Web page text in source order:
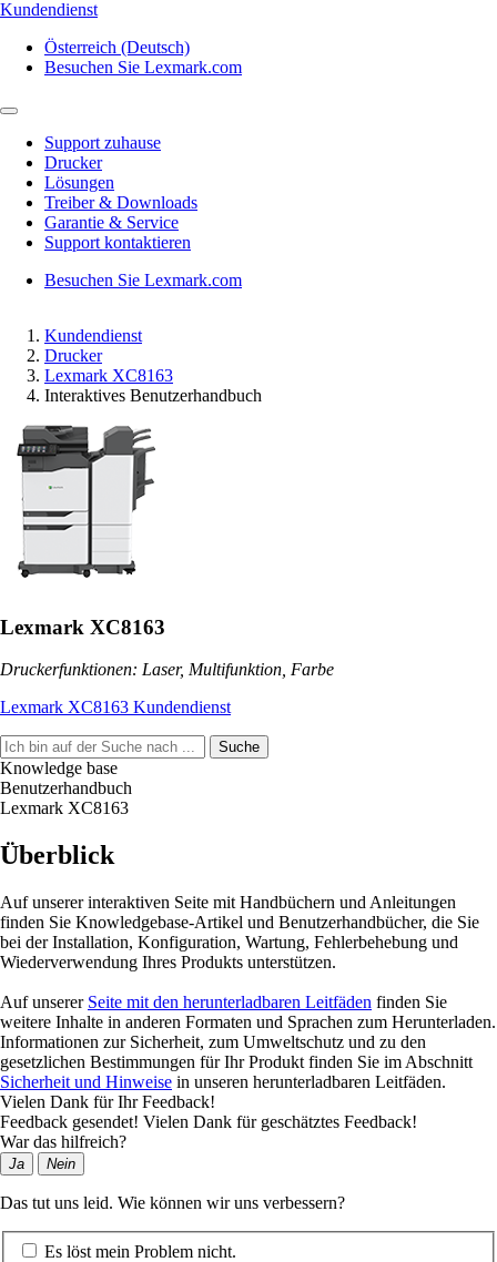
Kundendienst
Österreich (Deutsch)
Besuchen Sie Lexmark.com
Support zuhause
Drucker
Lösungen
Treiber & Downloads
Garantie & Service
Support kontaktieren
Besuchen Sie Lexmark.com
Kundendienst
Drucker
Lexmark XC8163
Interaktives Benutzerhandbuch
Lexmark XC8163
Druckerfunktionen: Laser, Multifunktion, Farbe
Lexmark XC8163 Kundendienst
Suche
Knowledge base
Benutzerhandbuch
Lexmark XC8163
Überblick
Auf unserer interaktiven Seite mit Handbüchern und Anleitungen
finden Sie Knowledgebase-Artikel und Benutzerhandbücher, die Sie
bei der Installation, Konfiguration, Wartung, Fehlerbehebung und
Wiederverwendung Ihres Produkts unterstützen.
Auf unserer Seite mit den herunterladbaren Leitfäden finden Sie
weitere Inhalte in anderen Formaten und Sprachen zum Herunterladen.
Informationen zur Sicherheit, zum Umweltschutz und zu den
gesetzlichen Bestimmungen für Ihr Produkt finden Sie im Abschnitt
Sicherheit und Hinweise in unseren herunterladbaren Leitfäden.
Vielen Dank für Ihr Feedback!
Feedback gesendet! Vielen Dank für geschätztes Feedback!
War das hilfreich?
Ja Nein
Das tut uns leid. Wie können wir uns verbessern?
Es löst mein Problem nicht.